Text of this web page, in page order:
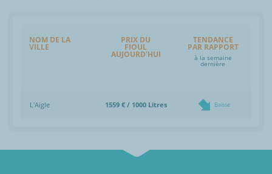
NOM DE LA
VILLE
PRIX DU
FIOUL
AUJOURD'HUI
TENDANCE
PAR RAPPORT
à la semaine
dernière
L'Aigle 1559 € / 1000 Litres Baisse